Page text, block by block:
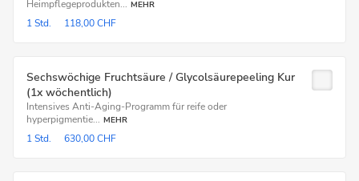
Heimpflegeprodukten... MEHR
1 Std. 118,00 CHF
Sechswöchige Fruchtsäure / Glycolsäurepeeling Kur
(1x wöchentlich)
Intensives Anti-Aging-Programm für reife oder
hyperpigmentie... MEHR
1 Std. 630,00 CHF